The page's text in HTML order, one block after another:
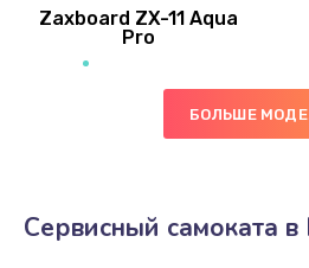
Zaxboard ZX-11 Aqua
Pro
БОЛЬШЕ
Сервисный самоката в